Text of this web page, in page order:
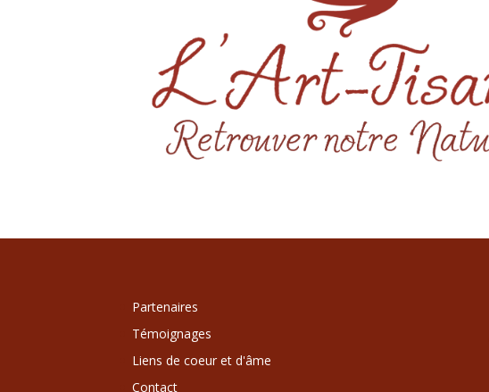
Partenaires
Témoignages
Liens de coeur et d'âme
Contact